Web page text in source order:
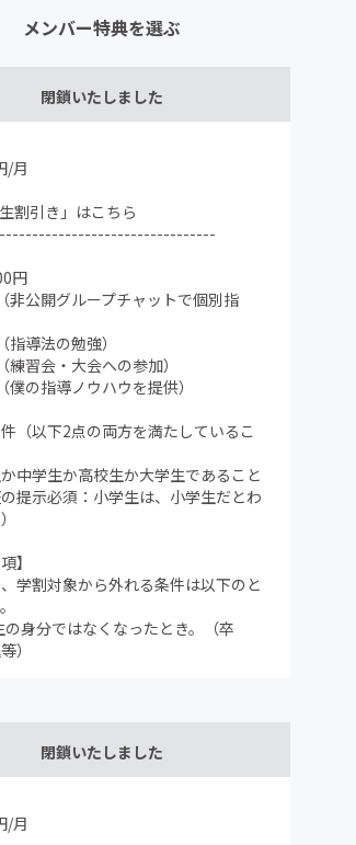
メンバー特典を選ぶ
閉鎖いたしました
/月
割引き」はこちら
円
非公開グループチャットで個別指
指導法の勉強）
練習会・大会への参加）
僕の指導ノウハウを提供）
件（以下2点の両方を満たしているこ
か中学生か高校生か大学生であること
の提示必須：小学生は、小学生だとわ
】
、学割対象から外れる条件は以下のと
身分ではなくなったとき。（卒
）
閉鎖いたしました
/月